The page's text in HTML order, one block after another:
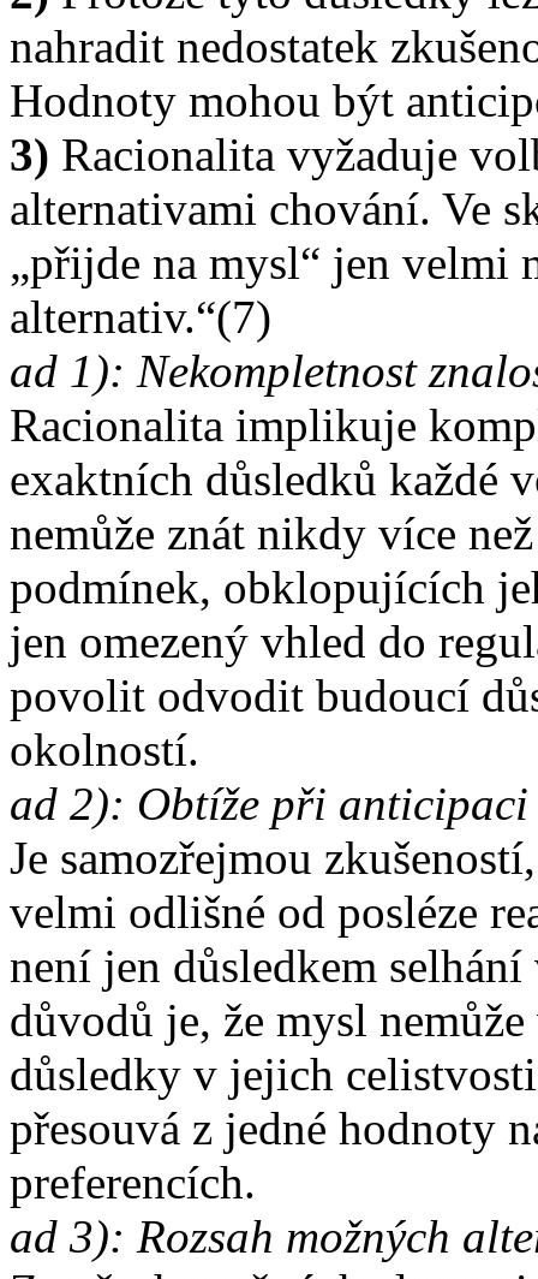
nahradit nedostatek
Hodnoty mohou být
3) Racionalita vyžaduje
alternativami chování. Ve
„přijde na mysl“ jen velmi
alternativ.“(7)
ad 1): Nekompletnost
Racionalita implikuje
exaktních důsledků každé
nemůže znát nikdy více
podmínek, obklopujících
jen omezený vhled do
povolit odvodit budoucí
okolností.
ad 2): Obtíže při anticipaci
Je samozřejmou
velmi odlišné od posléze
není jen důsledkem
důvodů je, že mysl
důsledky v jejich
přesouvá z jedné hodnoty
preferencích.
ad 3): Rozsah možných